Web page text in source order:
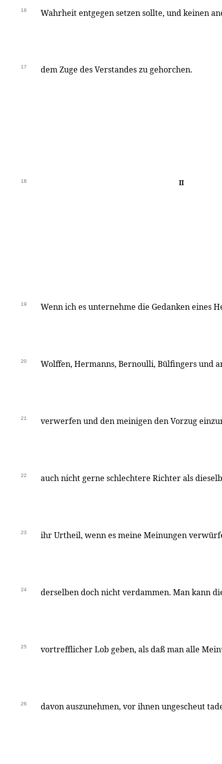
16 Wahrheit entgegen setzen sollte, und keinen
17 dem Zuge des Verstandes zu gehorchen.
18 II
19 Wenn ich es unternehme die Gedanken eines
20 Wolffen, Hermanns, Bernoulli, Bülfingers und
21 verwerfen und den meinigen den Vorzug
22 auch nicht gerne schlechtere Richter als
23 ihr Urtheil, wenn es meine Meinungen
24 derselben doch nicht verdammen. Man kann
25 vortrefflicher Lob geben, als daß man alle
26 davon auszunehmen, vor ihnen ungescheut